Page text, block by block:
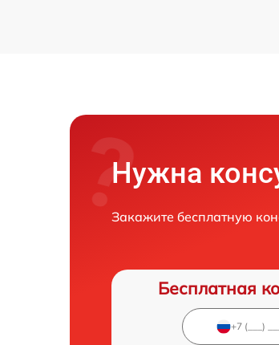
Нужна
Закажите бесплатную
Бесплатная